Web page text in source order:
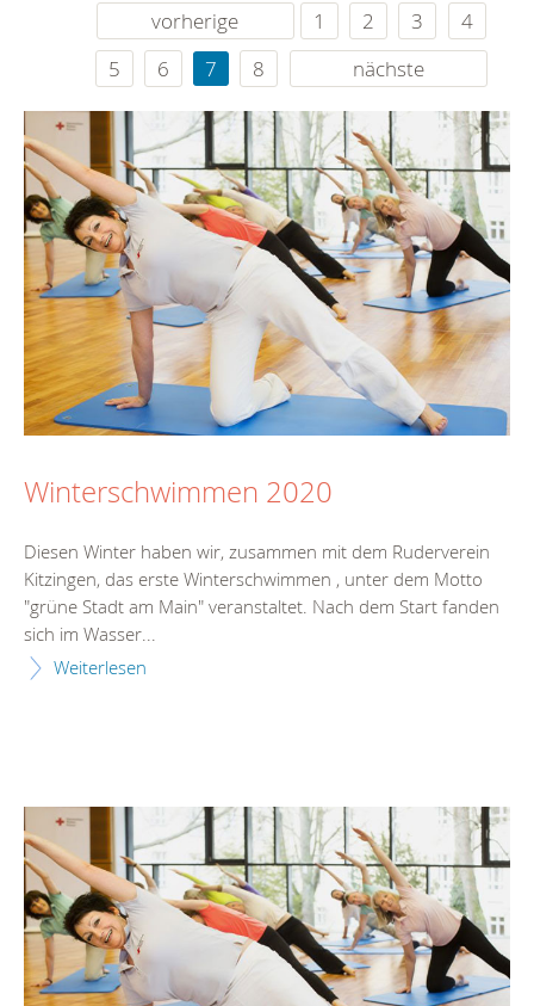
vorherige 1 2 3
4
5
6 7 8 nächste
Winterschwimmen 2020
Diesen Winter haben wir, zusammen mit dem Ruderverein
Kitzingen, das erste Winterschwimmen , unter dem Motto
"grüne Stadt am Main" veranstaltet. Nach dem Start fanden
sich im Wasser...
Weiterlesen